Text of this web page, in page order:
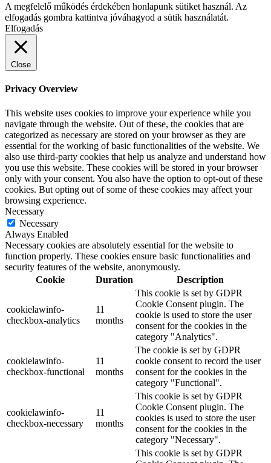
A megfelelő működés érdekében honlapunk sütiket használ. Az
elfogadás gombra kattintva jóváhagyod a sütik használatát.
Elfogadás
Close
Privacy Overview
This website uses cookies to improve your experience while you
navigate through the website. Out of these, the cookies that are
categorized as necessary are stored on your browser as they are
essential for the working of basic functionalities of the website. We
also use third-party cookies that help us analyze and understand how
you use this website. These cookies will be stored in your browser
only with your consent. You also have the option to opt-out of these
cookies. But opting out of some of these cookies may affect your
browsing experience.
Necessary
Necessary
Always Enabled
Necessary cookies are absolutely essential for the website to
function properly. These cookies ensure basic functionalities and
security features of the website, anonymously.
Cookie
Duration Description
cookielawinfo-
checkbox-analytics
11
months
This cookie is set by GDPR
Cookie Consent plugin. The
cookie is used to store the user
consent for the cookies in the
category "Analytics".
cookielawinfo-
checkbox-functional
11
months
The cookie is set by GDPR
cookie consent to record the user
consent for the cookies in the
category "Functional".
cookielawinfo-
checkbox-necessary
11
months
This cookie is set by GDPR
Cookie Consent plugin. The
cookies is used to store the user
consent for the cookies in the
category "Necessary".
This cookie is set by GDPR